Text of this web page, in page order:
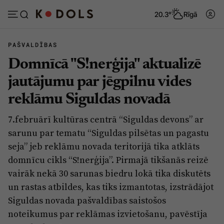
20.3° Rīgā
Abonēt Pieslēgties
Ziņas
Politika
Pašvaldības
Izglītība
Veselība
Ģimene
Vide
Tēmas
Viedokļi
Dzīve un ticība
Ekonomika
Krimināli
Izklaide
Sarunas
PAŠVALDĪBAS
Domnīcā "S!nerģija" aktualizē
jautājumu par jēgpilnu vides
reklāmu Siguldas novadā
7.februārī kultūras centrā “Siguldas devons” ar
sarunu par tematu “Siguldas pilsētas un pagastu
seja” jeb reklāmu novada teritorijā tika atklāts
domnīcu cikls “S!nerģija”. Pirmajā tikšanās reizē
vairāk nekā 30 sarunas biedru lokā tika diskutēts
un rastas atbildes, kas tiks izmantotas, izstrādājot
Siguldas novada pašvaldības saistošos
noteikumus par reklāmas izvietošanu, pavēstīja